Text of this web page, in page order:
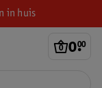
in huis
0.
00